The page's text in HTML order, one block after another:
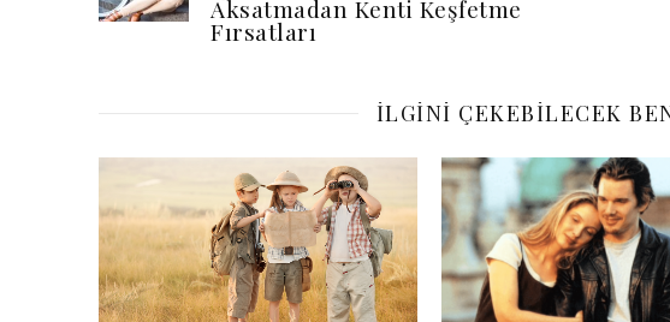
Aksatmadan Kenti Keşfetme
Fırsatları
ILGINI ÇEKEBILECEK